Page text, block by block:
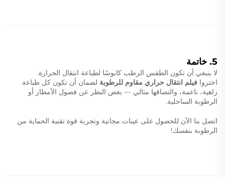
5. خاتمة
لا ينبغي أن تكون الطقس الرطب كابوسًا لطباعة انتقال الحرارة.
اختروا فيلم انتقال حراري مقاوم للرطوبة لضمان أن تكون كل طباعة
زاهية، ناعمة، والتصاقها مثالي — بغض النظر عن فصول الأمطار أو
الرطوبة الساحلية.
اتصل بنا الآن للحصول على عينات مجانية وتجربة قوة تقنية الحماية من
الرطوبة بنفسك!